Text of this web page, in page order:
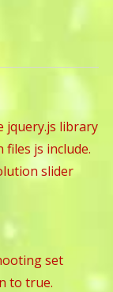
jquery.js library
js include.
slider
set
to true.